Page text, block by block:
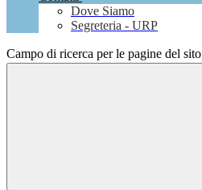
Dove Siamo
Segreteria - URP
Campo di ricerca per le pagine del sito